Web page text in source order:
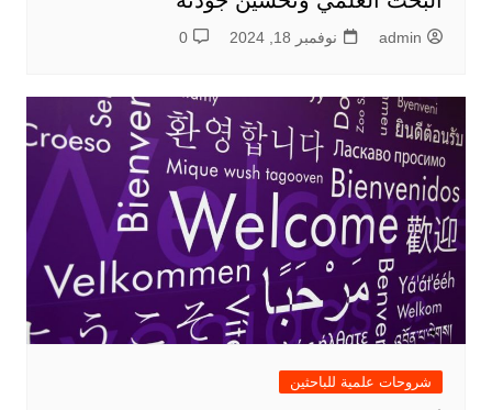
admin نوفمبر 18, 2024 0
شروحات علمية للباحثين